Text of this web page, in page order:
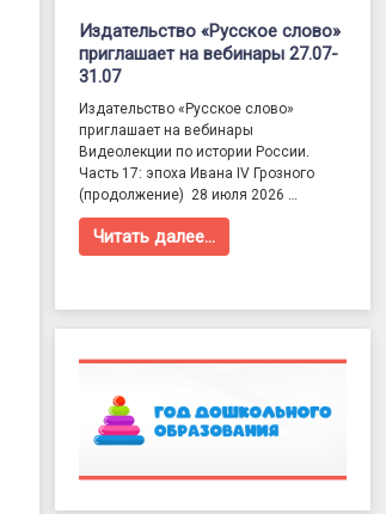
Издательство «Русское слово»
приглашает на вебинары 27.07-
31.07
Издательство «Русское слово»
приглашает на вебинары
Видеолекции по истории России.
Часть 17: эпоха Ивана IV Грозного
(продолжение) 28 июля 2026 …
Читать далее…